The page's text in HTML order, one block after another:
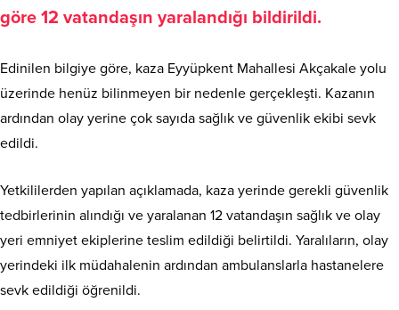
göre 12 vatandaşın yaralandığı bildirildi.
Edinilen bilgiye göre, kaza Eyyüpkent Mahallesi Akçakale yolu
üzerinde henüz bilinmeyen bir nedenle gerçekleşti. Kazanın
ardından olay yerine çok sayıda sağlık ve güvenlik ekibi sevk
edildi.
Yetkililerden yapılan açıklamada, kaza yerinde gerekli güvenlik
tedbirlerinin alındığı ve yaralanan 12 vatandaşın sağlık ve olay
yeri emniyet ekiplerine teslim edildiği belirtildi. Yaralıların, olay
yerindeki ilk müdahalenin ardından ambulanslarla hastanelere
sevk edildiği öğrenildi.